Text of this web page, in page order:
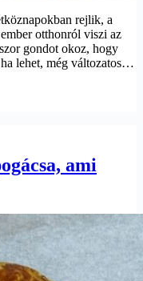
rejlik, a
otthonról viszi az
gondot okoz, hogy
lehet, még változatos…
ami